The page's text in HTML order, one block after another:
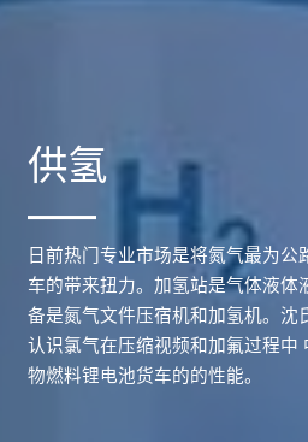
供氢
日前热门专业市场是将氮气最为
车的带来扭力。加氢站是气体液
备是氮气文件压宿机和加氢机。沈
认识氯气在压缩视频和加氟过程中
物燃料锂电池货车的的性能。